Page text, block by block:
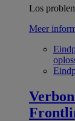
Los
Meer